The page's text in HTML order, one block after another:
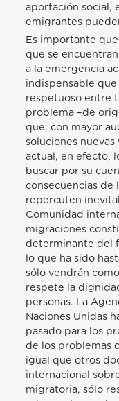
aportación social,
emigrantes
Es importante que
que se
a la emergencia
indispensable
respetuoso entre
problema –de
que, con mayor
soluciones
actual, en efecto,
buscar por su
consecuencias de
repercuten
Comunidad
migraciones
determinante del
lo que ha sido
sólo vendrán
respete la
personas. La
Naciones Unidas
pasado para los
de los problemas
igual que otros
internacional
migratoria, sólo